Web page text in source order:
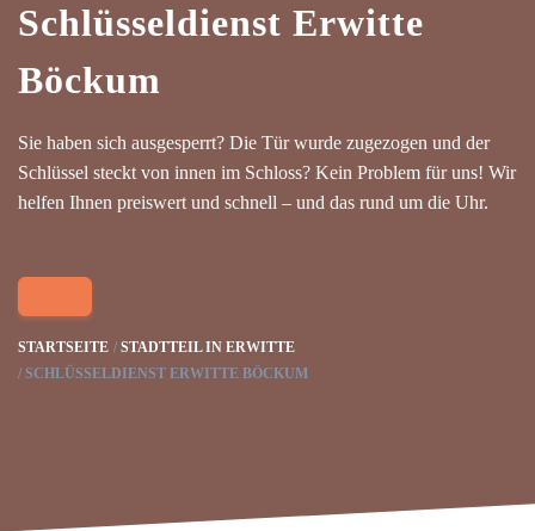
Schlüsseldienst Erwitte
Böckum
Sie haben sich ausgesperrt? Die Tür wurde zugezogen und der
Schlüssel steckt von innen im Schloss? Kein Problem für uns! Wir
helfen Ihnen preiswert und schnell – und das rund um die Uhr.
STARTSEITE
STADTTEIL IN ERWITTE
SCHLÜSSELDIENST ERWITTE BÖCKUM